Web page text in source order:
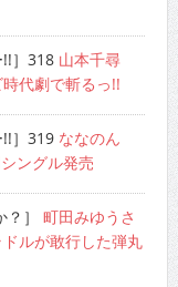
!!］318 山本千尋
代劇で斬るっ!!
!!］319 ななのん
ングル発売
］ 町田みゆうさ
ルが敢行した弾丸